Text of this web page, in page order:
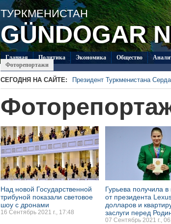
ТУРКМЕНИСТАН
GÜNDOGAR
Главная Политикa Экономика Общество
Фоторепортажи
СЕГОДНЯ НА САЙТЕ: Президент Туркменистана
В посольстве Туркменистана в
Глава ОБСЕ прибыл с визитом в
Около 20 работ из стран СНГ
Туркменистан пригласил
по коневодству
Над новой Государственной
трибуной показали световое
шоу с дронами
16 Сентябрь 2021 г., 17:48
Гурьева получила в
от президента
долларов и
заслуги перед
07 Сентябрь 2021 г.,